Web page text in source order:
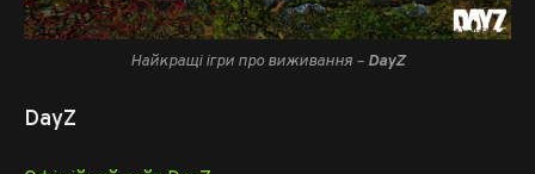
Найкращі ігри про виживання – DayZ
DayZ